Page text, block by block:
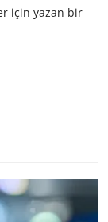
için yazan bir